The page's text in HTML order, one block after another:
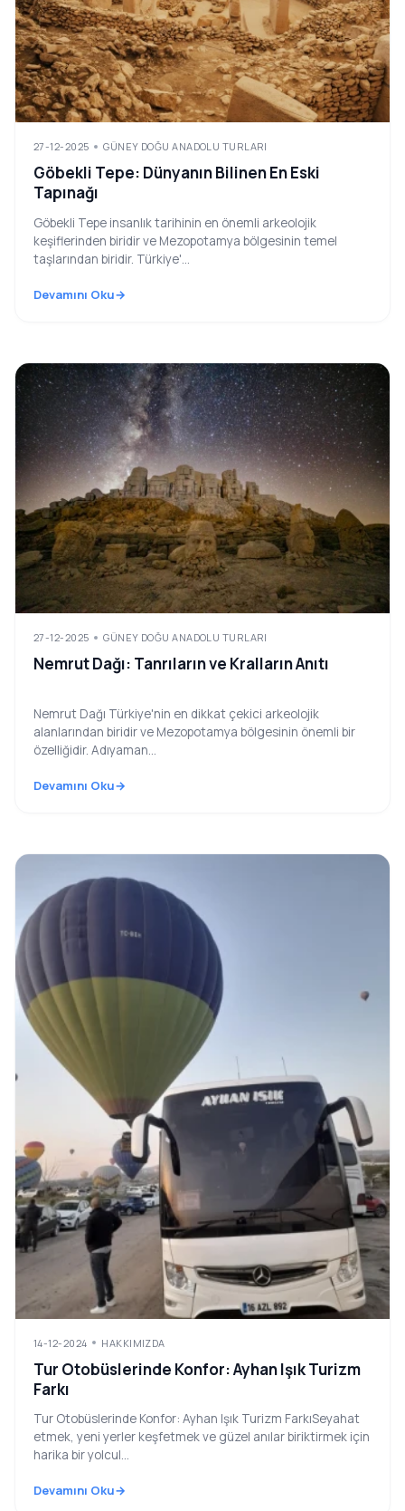
27-12-2025 GÜNEY DOĞU ANADOLU TURLARI
Göbekli Tepe: Dünyanın Bilinen En Eski
Tapınağı
Göbekli Tepe insanlık tarihinin en önemli arkeolojik
keşiflerinden biridir ve Mezopotamya bölgesinin temel
taşlarından biridir. Türkiye'...
Devamını Oku
27-12-2025 GÜNEY DOĞU ANADOLU TURLARI
Nemrut Dağı: Tanrıların ve Kralların Anıtı
Nemrut Dağı Türkiye'nin en dikkat çekici arkeolojik
alanlarından biridir ve Mezopotamya bölgesinin önemli bir
özelliğidir. Adıyaman...
Devamını Oku
14-12-2024 HAKKIMIZDA
Tur Otobüslerinde Konfor: Ayhan Işık Turizm
Farkı
Tur Otobüslerinde Konfor: Ayhan Işık Turizm FarkıSeyahat
etmek, yeni yerler keşfetmek ve güzel anılar biriktirmek için
harika bir yolcul...
Devamını Oku